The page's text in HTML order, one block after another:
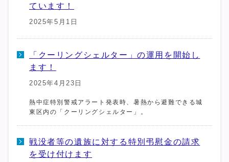
ています！
2025年5月1日
「クーリングシェルター」の運用を開始し
ます！
2025年4月23日
熱中症特別警戒アラート発表時、暑熱から避難できる城
東区内の「クーリングシェルター」。
戦没者等の遺族に対する特別弔慰金の請求
を受け付けます